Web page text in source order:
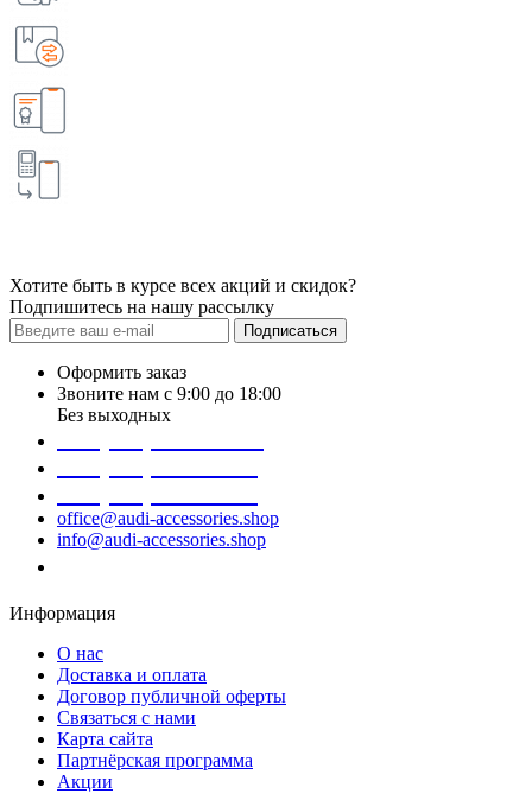
Хотите быть в курсе всех акций и скидок?
Подпишитесь на нашу рассылку
Подписаться
Оформить заказ
Звоните нам с 9:00 до 18:00
Без выходных
office@audi-accessories.shop
info@audi-accessories.shop
Информация
О нас
Доставка и оплата
Договор публичной оферты
Связаться с нами
Карта сайта
Партнёрская программа
Акции